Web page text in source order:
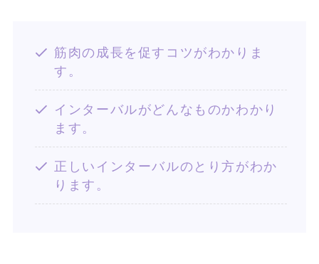
筋肉の成長を促すコツがわかりま
す。
インターバルがどんなものかわかり
ます。
正しいインターバルのとり方がわか
ります。